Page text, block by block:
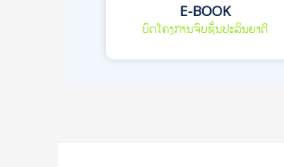
E-BOOK
ບົດໂຄງການຈົບຊັ້ນປະລິນຍາຕີ